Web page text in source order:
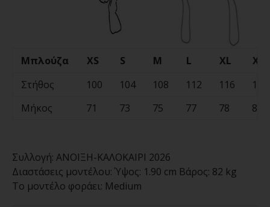
Μπλούζα XS S M L XL
Στήθος
100 104 108 112 116
120
Μήκος
71 73 75 77 78 80
Συλλογή: ΑΝΟΙΞΗ-ΚΑΛΟΚΑΙΡΙ 2026
Διαστάσεις μοντέλου: Ύψος: 1.90 cm Βάρος: 82 kg
Το μοντέλο φοράει: Medium